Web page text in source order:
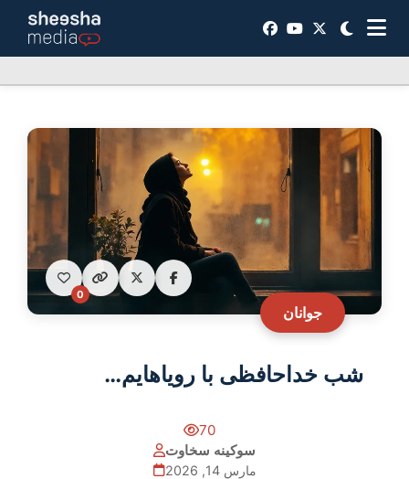
جوانان
0
شب خداحافظی با رویاهایم…
70
سوکینه سخاوت
مارس 14, 2026